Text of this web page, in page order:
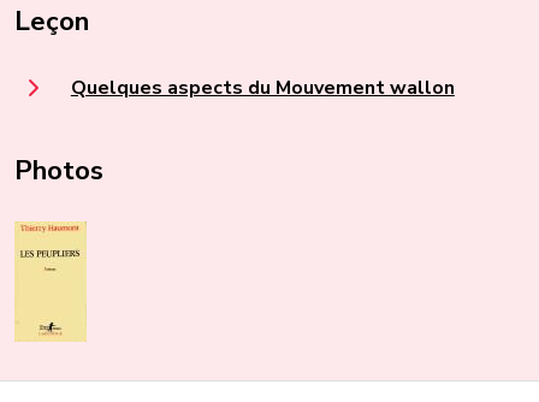
Leçon
Quelques aspects du Mouvement wallon
Photos